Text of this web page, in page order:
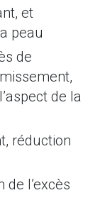
et
peau
de
de la
réduction
de l’excès